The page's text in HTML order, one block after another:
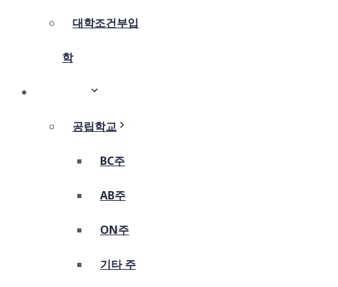
대학조건부입
학
공립학교
BC주
AB주
ON주
기타 주